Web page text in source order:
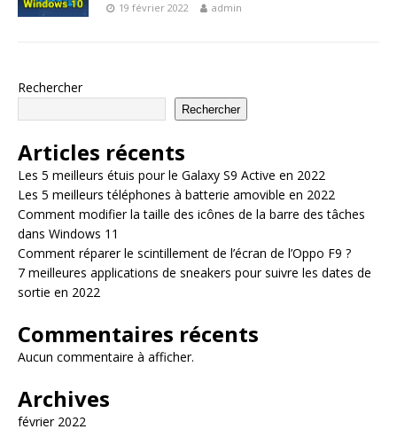
19 février 2022 admin
Rechercher
Rechercher
Articles récents
Les 5 meilleurs étuis pour le Galaxy S9 Active en 2022
Les 5 meilleurs téléphones à batterie amovible en 2022
Comment modifier la taille des icônes de la barre des tâches
dans Windows 11
Comment réparer le scintillement de l’écran de l’Oppo F9 ?
7 meilleures applications de sneakers pour suivre les dates de
sortie en 2022
Commentaires récents
Aucun commentaire à afficher.
Archives
février 2022